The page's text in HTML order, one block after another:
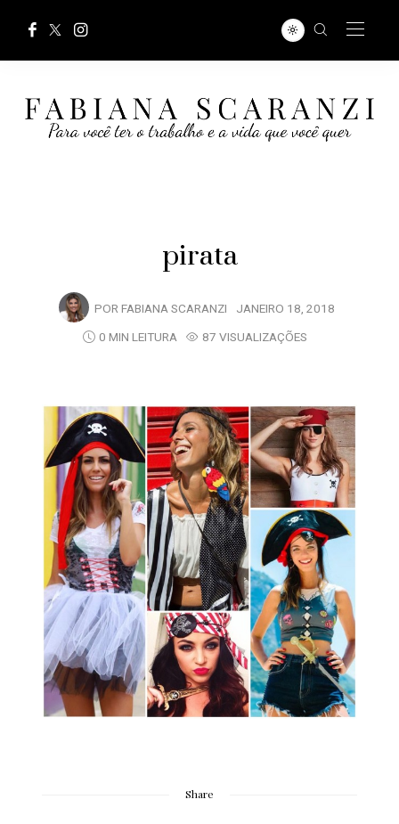
pirata
POR FABIANA SCARANZI JANEIRO 18, 2018
0 MIN LEITURA
87 VISUALIZAÇÕES
Share